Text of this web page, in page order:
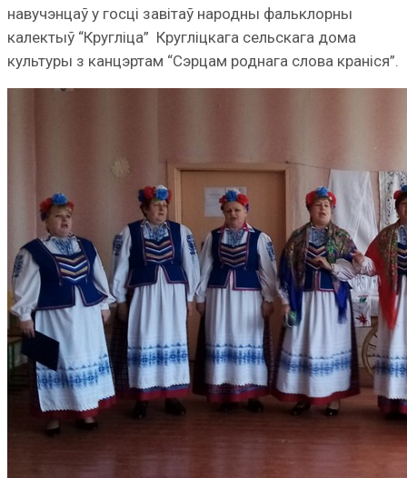
навучэнцаў у госці завітаў народны фальклорны
калектыў “Кругліца” Кругліцкага сельскага дома
культуры з канцэртам “Сэрцам роднага слова краніся”.